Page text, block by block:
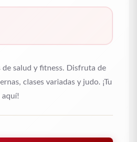
de salud y fitness. Disfruta de
clases variadas y judo. ¡Tu
aquí!